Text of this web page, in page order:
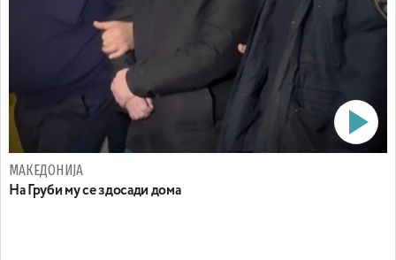
МАКЕДОНИЈА
На Груби му се здосади дома